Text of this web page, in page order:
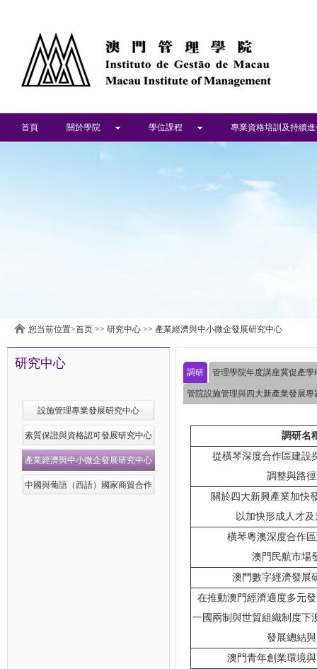
首頁 關於學院 學位課程 專業資格培訓及持續
您当前位置>首页 >> 研究中心 >> 產業經濟與中小微企發展研究中心
研究中心
設施管理專業發展研究中心
素質保證與資格認可發展研究中心
產業經濟與中小微企發展研究中心
中國與葡語（西語）國家商貿合作
調研 管理學院年度講座冀促產學
管院設施管理與四大新產業發展專
調研名
從橫琴深度合作區建設
調整與路
關於四大新興產業加快
以加快形成人才
橫琴粵澳深度合作
澳門民航市場
澳門數字經濟發展
在推動澳門經濟適度多元
一國兩制與世貿組織制度下
發展總結
澳門青年創業環境